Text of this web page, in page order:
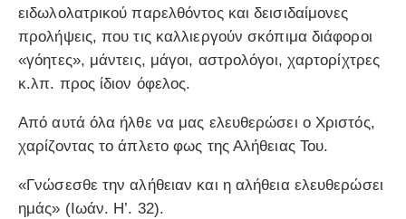
ειδωλολατρικού παρελθόντος και δεισιδαίμονες
προλήψεις, που τις καλλιεργούν σκόπιμα διάφοροι
«γόητες», μάντεις, μάγοι, αστρολόγοι, χαρτορίχτρες
κ.λπ. προς ίδιον όφελος.
Από αυτά όλα ήλθε να μας ελευθερώσει ο Χριστός,
χαρίζοντας το άπλετο φως της Αλήθειας Του.
«Γνώσεσθε την αλήθειαν και η αλήθεια ελευθερώσει
ημάς» (Ιωάν. Η’. 32).